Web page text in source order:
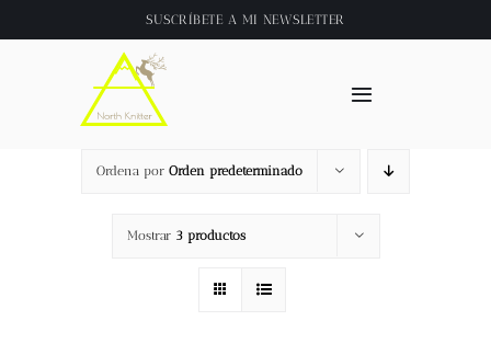
al
SUSCRÍBETE A MI NEWSLETTER
Toggle
Inicio
About
Tienda
Ordena por Orden predeterminado
Mostrar 3 productos